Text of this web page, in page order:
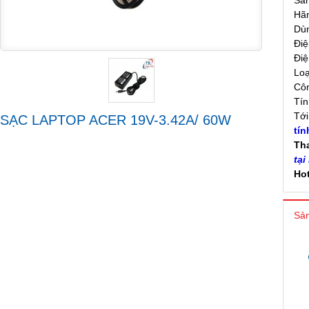
SẠC LAPTOP ACER 19V-3.42A/ 60W
tại